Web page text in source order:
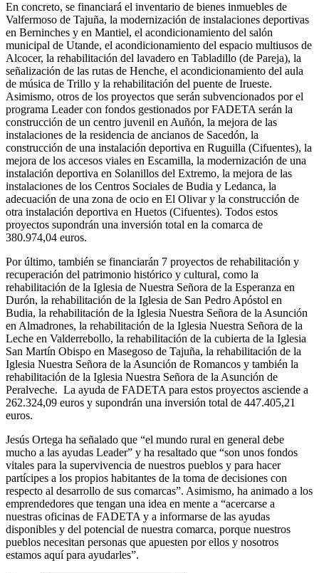
En concreto, se financiará el inventario de bienes inmuebles de
Valfermoso de Tajuña, la modernización de instalaciones deportivas
en Berninches y en Mantiel, el acondicionamiento del salón
municipal de Utande, el acondicionamiento del espacio multiusos de
Alcocer, la rehabilitación del lavadero en Tabladillo (de Pareja), la
señalización de las rutas de Henche, el acondicionamiento del aula
de música de Trillo y la rehabilitación del puente de Irueste.
Asimismo, otros de los proyectos que serán subvencionados por el
programa Leader con fondos gestionados por FADETA serán la
construcción de un centro juvenil en Auñón, la mejora de las
instalaciones de la residencia de ancianos de Sacedón, la
construcción de una instalación deportiva en Ruguilla (Cifuentes), la
mejora de los accesos viales en Escamilla, la modernización de una
instalación deportiva en Solanillos del Extremo, la mejora de las
instalaciones de los Centros Sociales de Budia y Ledanca, la
adecuación de una zona de ocio en El Olivar y la construcción de
otra instalación deportiva en Huetos (Cifuentes). Todos estos
proyectos supondrán una inversión total en la comarca de
380.974,04 euros.
Por último, también se financiarán 7 proyectos de rehabilitación y
recuperación del patrimonio histórico y cultural, como la
rehabilitación de la Iglesia de Nuestra Señora de la Esperanza en
Durón, la rehabilitación de la Iglesia de San Pedro Apóstol en
Budia, la rehabilitación de la Iglesia Nuestra Señora de la Asunción
en Almadrones, la rehabilitación de la Iglesia Nuestra Señora de la
Leche en Valderrebollo, la rehabilitación de la cubierta de la Iglesia
San Martín Obispo en Masegoso de Tajuña, la rehabilitación de la
Iglesia Nuestra Señora de la Asunción de Romancos y también la
rehabilitación de la Iglesia Nuestra Señora de la Asunción de
Peralveche. La ayuda de FADETA para estos proyectos asciende a
262.324,09 euros y supondrán una inversión total de 447.405,21
euros.
Jesús Ortega ha señalado que “el mundo rural en general debe
mucho a las ayudas Leader” y ha resaltado que “son unos fondos
vitales para la supervivencia de nuestros pueblos y para hacer
partícipes a los propios habitantes de la toma de decisiones con
respecto al desarrollo de sus comarcas”. Asimismo, ha animado a los
emprendedores que tengan una idea en mente a “acercarse a
nuestras oficinas de FADETA y a informarse de las ayudas
disponibles y del potencial de nuestra comarca, porque nuestros
pueblos necesitan personas que apuesten por ellos y nosotros
estamos aquí para ayudarles”.